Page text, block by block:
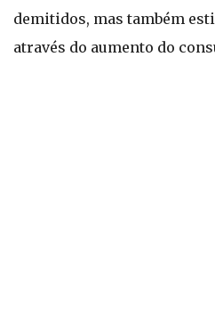
demitidos, mas também
através do aumento do